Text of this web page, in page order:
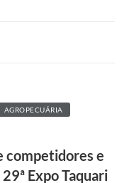
AGROPECUÁRIA
competidores e
Expo Taquari